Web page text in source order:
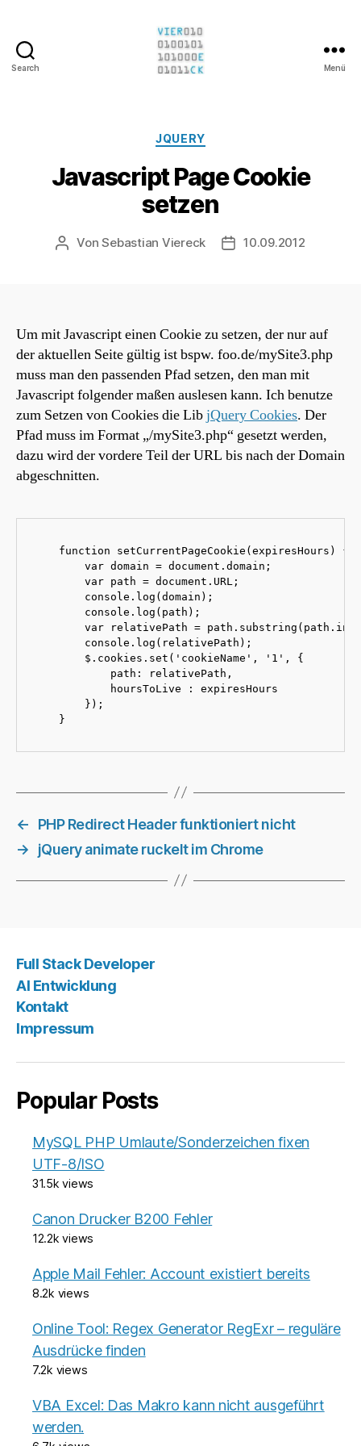
Search Menü
Kategorien
JQUERY
Javascript Page Cookie
setzen
Beitragsautor
VonSebastian Viereck Beitragsdatum
10.09.2012
Um mit Javascript einen Cookie zu setzen, der nur auf
der aktuellen Seite gültig ist bspw. foo.de/mySite3.php
muss man den passenden Pfad setzen, den man mit
Javascript folgender maßen auslesen kann. Ich benutze
zum Setzen von Cookies die LibjQuery Cookies. Der
Pfad muss im Format „/mySite3.php“ gesetzt werden,
dazu wird der vordere Teil der URL bis nach der Domain
abgeschnitten.
function setCurrentPageCookie(expiresHours) {
var domain = document.domain;
var path = document.URL;
console.log(domain);
console.log(path);
var relativePath =
console.log(relativePath);
$.cookies.set('cookieName', '1', {
path: relativePath,
hoursToLive : expiresHours
});
}
←
PHP Redirect Header funktioniert nicht
→
jQuery animate ruckelt im Chrome
Full Stack Developer
AI Entwicklung
Kontakt
Impressum
Popular Posts
MySQL PHP Umlaute/Sonderzeichen fixen
UTF-8/ISO
31.5k views
Canon Drucker B200 Fehler
12.2k views
Apple Mail Fehler: Account existiert bereits
8.2k views
Online Tool: Regex Generator RegExr – reguläre
Ausdrücke finden
7.2k views
VBA Excel: Das Makro kann nicht ausgeführt
werden.